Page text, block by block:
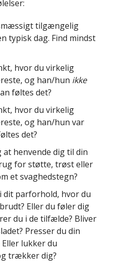
tilgængelig
typisk dag. Find mindst
hvor du virkelig
og han/hun ikke
føltes det?
hvor du virkelig
og han/hun var
det?
henvende dig til din
for støtte, trøst eller
et svaghedstegn?
parforhold, hvor du
Eller du føler dig
du i de tilfælde? Bliver
Presser du din
lukker du
trækker dig?